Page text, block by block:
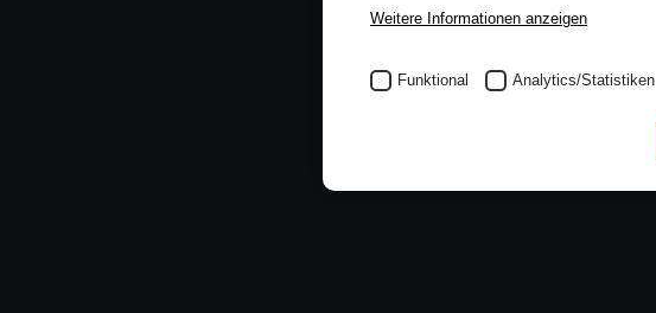
Weitere Informationen anzeigen
Funktional Analytics/Statistiken